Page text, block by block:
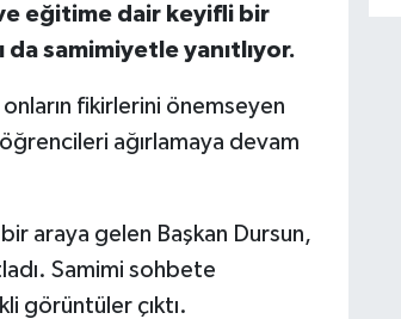
eğitime dair keyifli bir
samimiyetle yanıtlıyor.
fikirlerini önemseyen
ağırlamaya devam
araya gelen Başkan Dursun,
Samimi sohbete
görüntüler çıktı.